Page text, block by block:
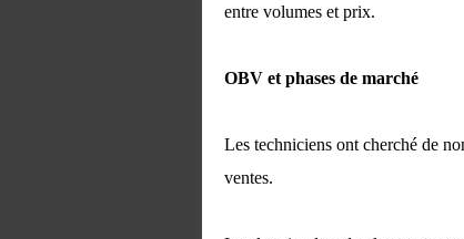
entre volumes et prix.
OBV et phases de marché
Les techniciens ont cherché de
ventes.